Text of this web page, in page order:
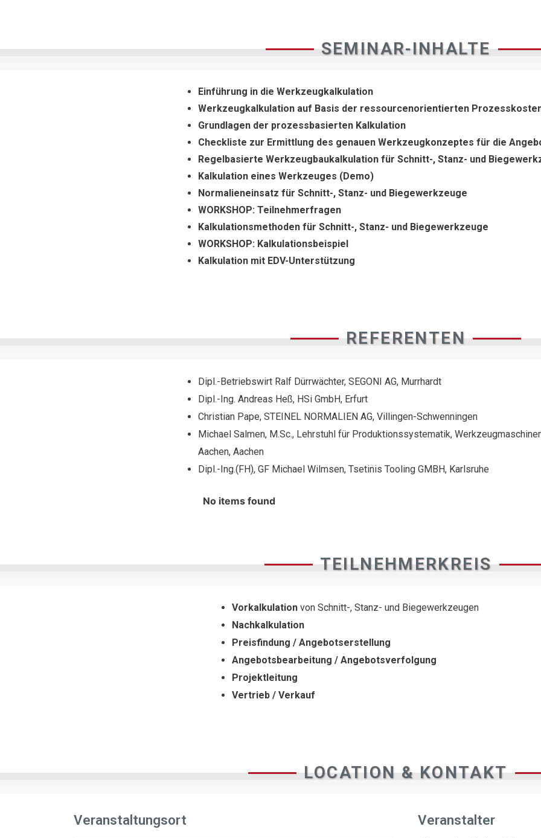
SEMINAR-INHALTE
Einführung in die Werkzeugkalkulation
Werkzeugkalkulation auf Basis der ressourcenorientierten
Grundlagen der prozessbasierten Kalkulation
Checkliste zur Ermittlung des genauen Werkzeugkonzeptes für die
Regelbasierte Werkzeugbaukalkulation für Schnitt-, Stanz- und
Kalkulation eines Werkzeuges (Demo)
Normalieneinsatz für Schnitt-, Stanz- und Biegewerkzeuge
WORKSHOP: Teilnehmerfragen
Kalkulationsmethoden für Schnitt-, Stanz- und Biegewerkzeuge
WORKSHOP: Kalkulationsbeispiel
Kalkulation mit EDV-Unterstützung
REFERENTEN
Dipl.-Betriebswirt Ralf Dürrwächter, SEGONI AG, Murrhardt
Dipl.-Ing. Andreas Heß, HSi GmbH, Erfurt
Christian Pape, STEINEL NORMALIEN AG, Villingen-Schwenningen
Michael Salmen, M.Sc., Lehrstuhl für Produktionssystematik,
Aachen, Aachen
Dipl.-Ing.(FH), GF Michael Wilmsen, Tsetinis Tooling GMBH, Karlsruhe
No items found
TEILNEHMERKREIS
Vorkalkulation von Schnitt-, Stanz- und Biegewerkzeugen
Nachkalkulation
Preisfindung / Angebotserstellung
Angebotsbearbeitung / Angebotsverfolgung
Projektleitung
Vertrieb / Verkauf
LOCATION & KONTAKT
Veranstaltungsort Veranstalter